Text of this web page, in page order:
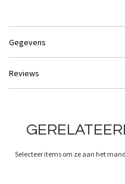
Gegevens
Reviews
Selecteer items om ze aan het